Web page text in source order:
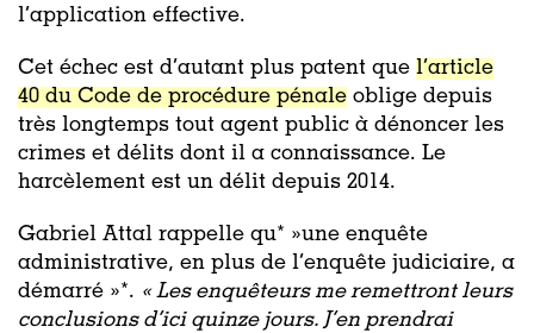
l’application effective.
Cet échec est d’autant plus patent que l’article
40 du Code de procédure pénale oblige depuis
très longtemps tout agent public à dénoncer les
crimes et délits dont il a connaissance. Le
harcèlement est un délit depuis 2014.
Gabriel Attal rappelle qu* »une enquête
administrative, en plus de l’enquête judiciaire, a
démarré »*. « Les enquêteurs me remettront leurs
conclusions d’ici quinze jours. J’en prendrai